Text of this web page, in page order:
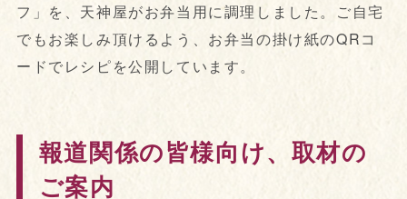
フ」を、天神屋がお弁当用に調理しました。ご自宅
でもお楽しみ頂けるよう、お弁当の掛け紙のQRコ
ードでレシピを公開しています。
報道関係の皆様向け、取材の
ご案内